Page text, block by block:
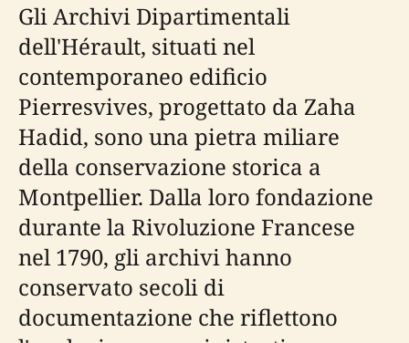
Gli Archivi Dipartimentali
dell'Hérault, situati nel
contemporaneo edificio
Pierresvives, progettato da Zaha
Hadid, sono una pietra miliare
della conservazione storica a
Montpellier. Dalla loro fondazione
durante la Rivoluzione Francese
nel 1790, gli archivi hanno
conservato secoli di
documentazione che riflettono